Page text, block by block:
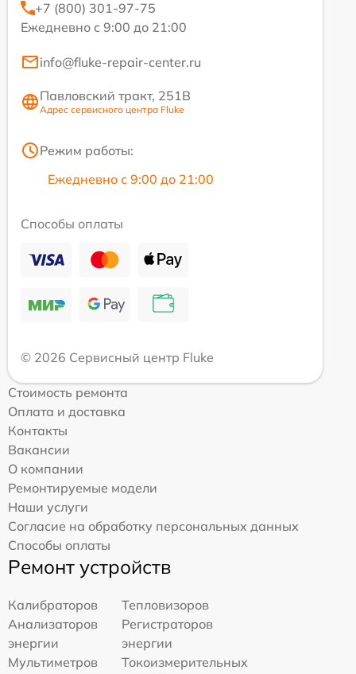
+7 (800) 301-97-75
Ежедневно с 9:00 до 21:00
info@fluke-repair-center.ru
Павловский тракт, 251В
Адрес сервисного центра Fluke
Режим работы:
Ежедневно с 9:00 до 21:00
Способы оплаты
© 2026 Сервисный центр Fluke
Стоимость ремонта
Оплата и доставка
Контакты
Вакансии
О компании
Ремонтируемые модели
Наши услуги
Согласие на обработку персональных данных
Способы оплаты
Ремонт устройств
Калибраторов
Тепловизоров
Анализаторов
энергии
Регистраторов
энергии
Мультиметров
Токоизмерительных